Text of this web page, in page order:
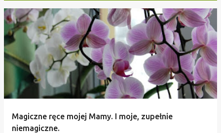
P
o
s
Magiczne ręce mojej Mamy. I moje, zupełnie
niemagiczne.